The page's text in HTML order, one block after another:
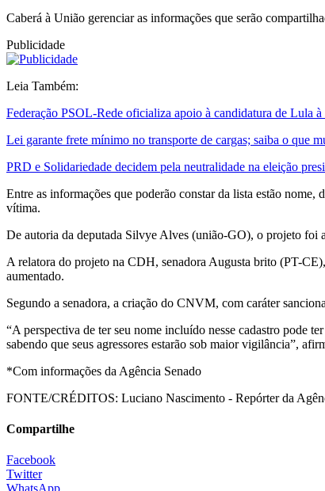
Caberá à União gerenciar as informações que serão
Publicidade
Leia Também:
Federação PSOL-Rede oficializa apoio à candidatura de Lula à
Lei garante frete mínimo no transporte de cargas; saiba o que
PRD e Solidariedade decidem pela neutralidade na eleição
Entre as informações que poderão constar da lista estão
vítima.
De autoria da deputada Silvye Alves (união-GO), o projeto foi
A relatora do projeto na CDH, senadora Augusta brito (PT-
aumentado.
Segundo a senadora, a criação do CNVM, com caráter
“A perspectiva de ter seu nome incluído nesse cadastro pode
sabendo que seus agressores estarão sob maior vigilância”,
*Com informações da Agência Senado
FONTE/CRÉDITOS: Luciano Nascimento - Repórter da
Compartilhe
Facebook
Twitter